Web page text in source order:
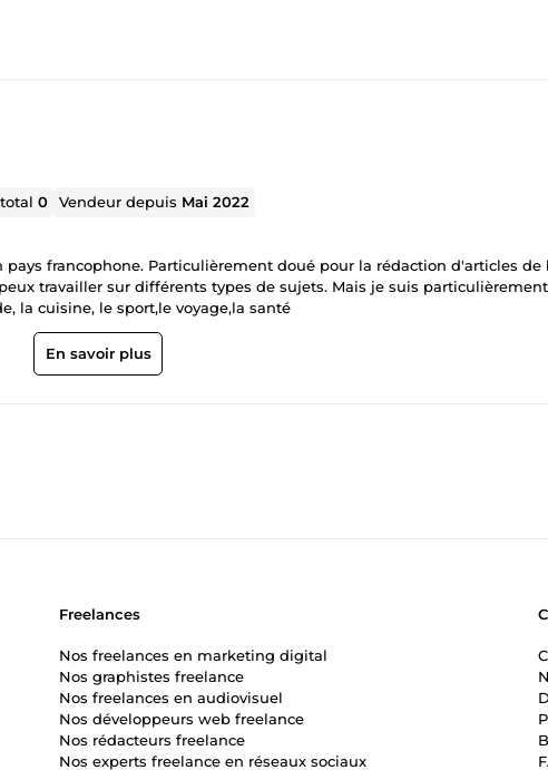
total0 Vendeur depuis Mai 2022
francophone. Particulièrement doué pour la rédaction d'articles de
travailler sur différents types de sujets. Mais je suis particulièrement
la cuisine, le sport,le voyage,la santé
En savoir plus
Freelances
Nos freelances en marketing digital
Nos graphistes freelance
Nos freelances en audiovisuel
Nos développeurs web freelance
Nos rédacteurs freelance
Nos experts freelance en réseaux sociaux